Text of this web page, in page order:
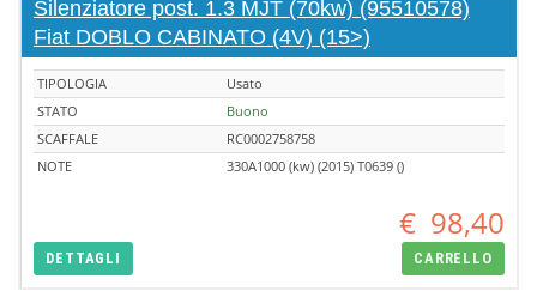
Silenziatore post. 1.3 MJT (70kw) (95510578)
Fiat DOBLO CABINATO (4V) (15>)
TIPOLOGIA
Usato
STATO
Buono
SCAFFALE
RC0002758758
NOTE
330A1000 (kw) (2015) T0639 ()
€ 98,40
DETTAGLI CARRELLO